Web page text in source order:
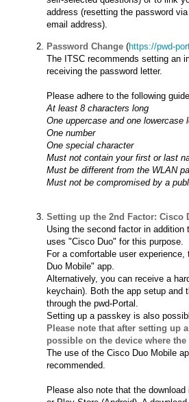
address (resetting the password
email address).
Password Change (https://pwd-
The ITSC recommends setting an
receiving the password letter.
Please adhere to the following
At least 8 characters long
One uppercase and one lowercase
One number
One special character
Must not contain your first or last
Must be different from the WLAN
Must not be compromised by a
Setting up the 2nd Factor: Cisco
Using the second factor in
uses "Cisco Duo" for this purpose.
For a comfortable user
Duo Mobile" app.
Alternatively, you can receive a
keychain). Both the app setup and
through the pwd-Portal.
Setting up a passkey is also
Please note that after setting up
possible on the device where
The use of the Cisco Duo Mobile
recommended.
Please also note that the